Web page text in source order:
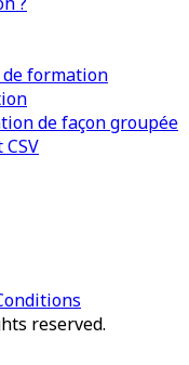
de formation
de façon groupée
reserved.